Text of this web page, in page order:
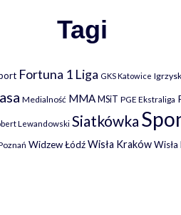
Tagi
Fortuna 1 Liga GKS Katowice
Medialność MMAMSiT PGE Ekstraliga
Lewandowski Siatkówka
Widzew ŁódźWisła KrakówWisła